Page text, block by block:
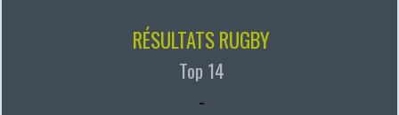
RÉSULTATS RUGBY
Top 14
-